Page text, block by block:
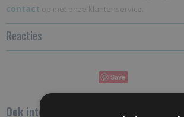
contact op met onze klantenservice.
Reacties
Save
Ook interessant